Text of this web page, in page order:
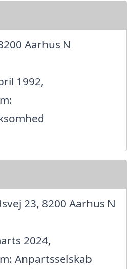
Aarhus N
1992,
23, 8200 Aarhus N
2024,
Anpartsselskab